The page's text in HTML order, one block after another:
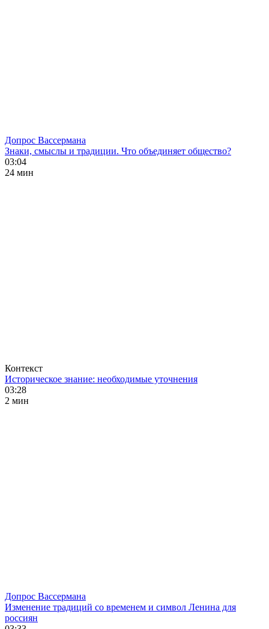
Допрос Вассермана
Знаки, смыслы и традиции. Что объединяет общество?
03:04
24 мин
Контекст
Историческое знание: необходимые уточнения
03:28
2 мин
Допрос Вассермана
Изменение традиций со временем и символ Ленина для
россиян